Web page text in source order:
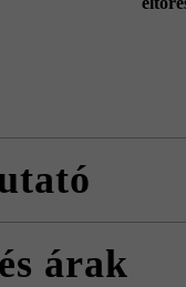
árak